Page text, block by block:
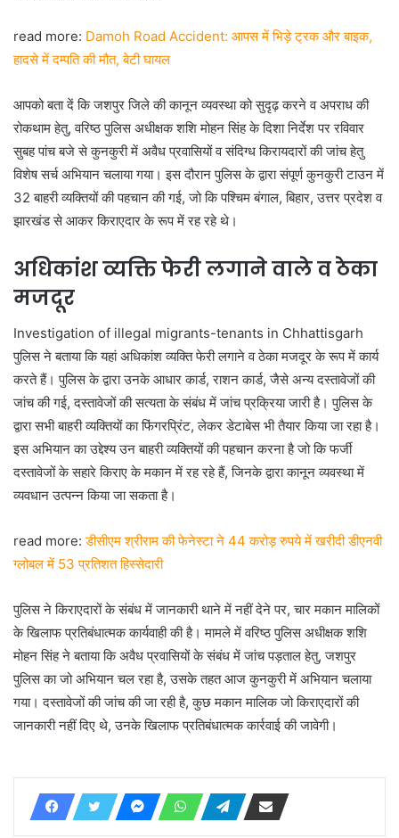
read more: Damoh Road Accident: आपस में भिड़े ट्रक और बाइक,
हादसे में दम्पति की मौत, बेटी घायल
आपको बता दें कि जशपुर जिले की कानून व्यवस्था को सुदृढ़ करने व अपराध की
रोकथाम हेतु, वरिष्ठ पुलिस अधीक्षक शशि मोहन सिंह के दिशा निर्देश पर रविवार
सुबह पांच बजे से कुनकुरी में अवैध प्रवासियों व संदिग्ध किरायदारों की जांच हेतु
विशेष सर्च अभियान चलाया गया। इस दौरान पुलिस के द्वारा संपूर्ण कुनकुरी टाउन में
32 बाहरी व्यक्तियों की पहचान की गई, जो कि पश्चिम बंगाल, बिहार, उत्तर प्रदेश व
झारखंड से आकर किराएदार के रूप में रह रहे थे।
अधिकांश व्यक्ति फेरी लगाने वाले व ठेका
मजदूर
Investigation of illegal migrants-tenants in Chhattisgarh
पुलिस ने बताया कि यहां अधिकांश व्यक्ति फेरी लगाने व ठेका मजदूर के रूप में कार्य
करते हैं। पुलिस के द्वारा उनके आधार कार्ड, राशन कार्ड, जैसे अन्य दस्तावेजों की
जांच की गई, दस्तावेजों की सत्यता के संबंध में जांच प्रक्रिया जारी है। पुलिस के
द्वारा सभी बाहरी व्यक्तियों का फिंगरप्रिंट, लेकर डेटाबेस भी तैयार किया जा रहा है।
इस अभियान का उद्देश्य उन बाहरी व्यक्तियों की पहचान करना है जो कि फर्जी
दस्तावेजों के सहारे किराए के मकान में रह रहे हैं, जिनके द्वारा कानून व्यवस्था में
व्यवधान उत्पन्न किया जा सकता है।
read more:डीसीएम श्रीराम की फेनेस्टा ने 44 करोड़ रुपये में खरीदी डीएनवी
ग्लोबल में 53 प्रतिशत हिस्सेदारी
पुलिस ने किराएदारों के संबंध में जानकारी थाने में नहीं देने पर, चार मकान मालिकों
के खिलाफ प्रतिबंधात्मक कार्यवाही की है। मामले में वरिष्ठ पुलिस अधीक्षक शशि
मोहन सिंह ने बताया कि अवैध प्रवासियों के संबंध में जांच पड़ताल हेतु, जशपुर
पुलिस का जो अभियान चल रहा है, उसके तहत आज कुनकुरी में अभियान चलाया
गया। दस्तावेजों की जांच की जा रही है, कुछ मकान मालिक जो किराएदारों की
जानकारी नहीं दिए थे, उनके खिलाफ प्रतिबंधात्मक कार्रवाई की जावेगी।